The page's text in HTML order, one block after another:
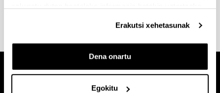
Erakutsi xehetasunak
Dena onartu
Egokitu